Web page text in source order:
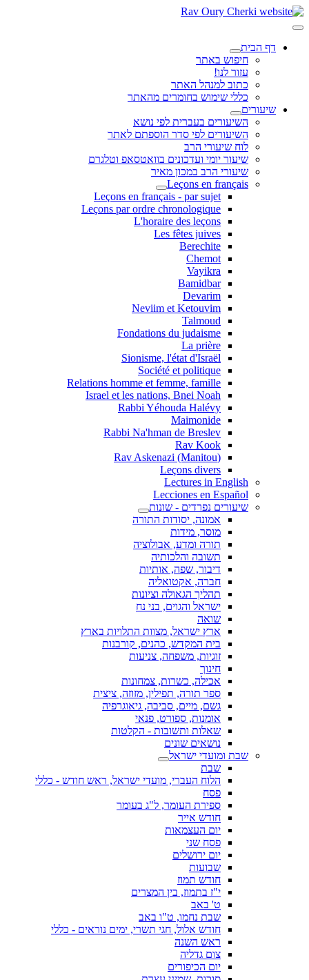
דף הבית
חיפוש באתר
עזור לנו!
כתוב למנהל האתר
כללי שימוש בחומרים מהאתר
שיעורים
השיעורים בעברית לפי נושא
השיעורים לפי סדר הוספתם לאתר
לוח שיעורי הרב
שיעור יומי ועדכונים בוואטסאפ וטלגרם
שיעורי הרב במכון מאיר
Leçons en français
Leçons en français - par sujet
Leçons par ordre chronologique
L'horaire des leçons
Les fêtes juives
Berechite
Chemot
Vayikra
Bamidbar
Devarim
Neviim et Ketouvim
Talmoud
Fondations du judaisme
La prière
Sionisme, l'état d'Israël
Société et politique
Relations homme et femme, famille
Israel et les nations, Bnei Noah
Rabbi Yéhouda Halévy
Maimonide
Rabbi Na'hman de Breslev
Rav Kook
(Rav Askenazi (Manitou
Leçons divers
Lectures in English
Lecciones en Español
שיעורים נפרדים - שונות
אמונה, יסודות התורה
מוסר, מידות
תורה ומדע, אבולוציה
תשובה והלכותיה
דיבור, שפה, אותיות
חברה, אקטואליה
תהליך הגאולה וציונות
ישראל והגוים, בני נח
שואה
ארץ ישראל, מצוות התלויות בארץ
בית המקדש, כהנים, קורבנות
זוגיות, משפחה, צניעות
חינוך
אכילה, כשרות, צמחונות
ספר תורה, תפילין, מזוזה, ציצית
גשם, מיים, סביבה, גיאוגרפיה
אומנות, ספורט, פנאי
שאלות ותשובות - הקלטות
נושאים שונים
שבת ומועדי ישראל
שבת
הלוח העברי, מועדי ישראל, ראש חודש - כללי
פסח
ספירת העומר, ל"ג בעומר
חודש אייר
יום העצמאות
פסח שני
יום ירושלים
שבועות
חודש תמוז
י"ז בתמוז, בין המצרים
ט' באב
שבת נחמו, ט"ו באב
חודש אלול, חגי תשרי, ימים נוראים - כללי
ראש השנה
צום גדליה
יום הכיפורים